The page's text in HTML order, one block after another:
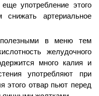
употребление этого
снижать артериальное
в меню тем
желудочного
много калия и
употребляют при
этого отвар пьют перед